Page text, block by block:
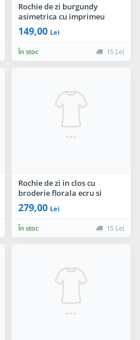
Rochie de zi burgundy
asimetrica cu imprimeu
floral si volan la terminatie
149,00 Lei
În stoc 15 Lei
Rochie de zi in clos cu
broderie florala ecru si
dantela aplicata
279,00 Lei
În stoc 15 Lei